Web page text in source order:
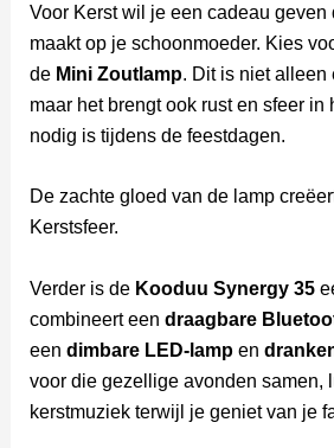
Voor Kerst wil je een cadeau geven
maakt op je schoonmoeder. Kies
de Mini Zoutlamp. Dit is niet alleen
maar het brengt ook rust en sfeer in
nodig is tijdens de feestdagen.
De zachte gloed van de lamp
Kerstsfeer.
Verder is de Kooduu Synergy 35
combineert een draagbare
een dimbare LED-lampen
voor die gezellige avonden samen,
kerstmuziek terwijl je geniet van je